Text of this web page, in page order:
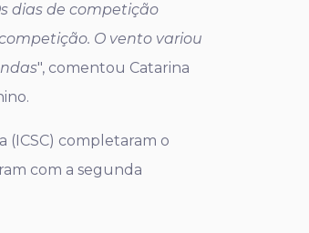
dias de competição
O vento variou
", comentou Catarina
(ICSC) completaram o
com a segunda